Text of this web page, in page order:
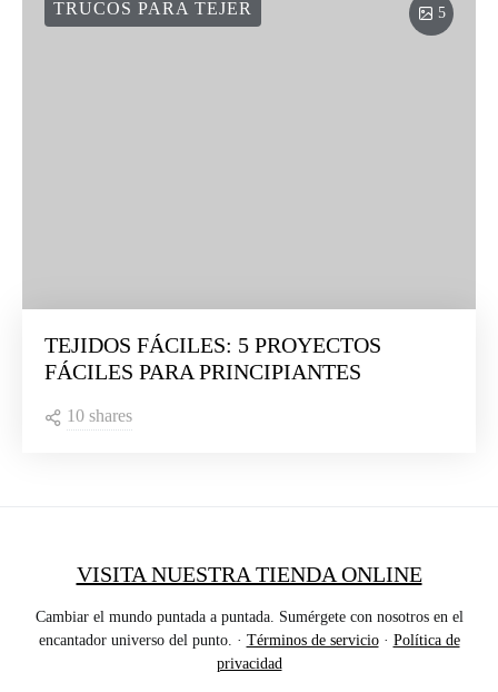
5
TRUCOS PARA TEJER
TEJIDOS FÁCILES: 5 PROYECTOS
FÁCILES PARA PRINCIPIANTES
10 shares
VISITA NUESTRA TIENDA ONLINE
Cambiar el mundo puntada a puntada. Sumérgete con nosotros en el
encantador universo del punto. · Términos de servicio· Política de
privacidad